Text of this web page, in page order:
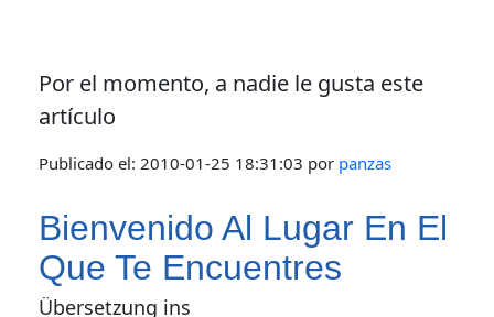
Por el momento, a nadie le gusta este
artículo
Publicado el: 2010-01-25 18:31:03 por panzas
Bienvenido Al Lugar En El
Que Te Encuentres
Übersetzung ins